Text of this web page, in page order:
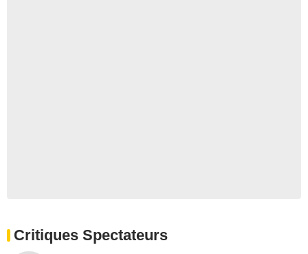
Critiques Spectateurs